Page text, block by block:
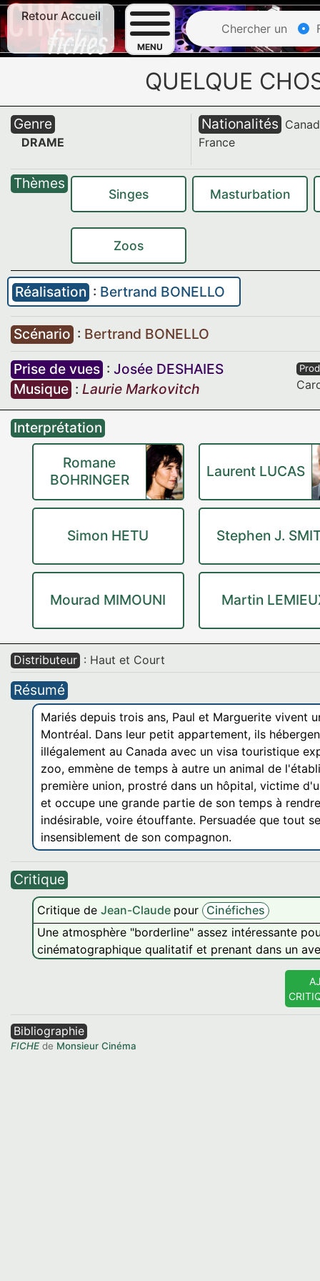
Retour Accueil
MENU
Chercher un
QUELQUE
Genre
DRAME
Nationalités
France
Thèmes
Singes Masturbation
Zoos
Réalisation : Bertrand BONELLO
Scénario : Bertrand BONELLO
Prise de vues : Josée DESHAIES
Musique : Laurie Markovitch
Interprétation
Romane
BOHRINGER
Laurent LUCAS
Simon HETU Stephen J.
Mourad MIMOUNI Martin
Distributeur : Haut et Court
Résumé
Mariés depuis trois ans, Paul et Marguerite vivent
Montréal. Dans leur petit appartement, ils
illégalement au Canada avec un visa touristique
zoo, emmène de temps à autre un animal de
première union, prostré dans un hôpital, victime
et occupe une grande partie de son temps à
indésirable, voire étouffante. Persuadée que tout
insensiblement de son compagnon.
Critique
Critique de Jean-Claude pour Cinéfiches
Une atmosphère "borderline" assez intéressante
cinématographique qualitatif et prenant dans un
Bibliographie
FICHE de Monsieur Cinéma